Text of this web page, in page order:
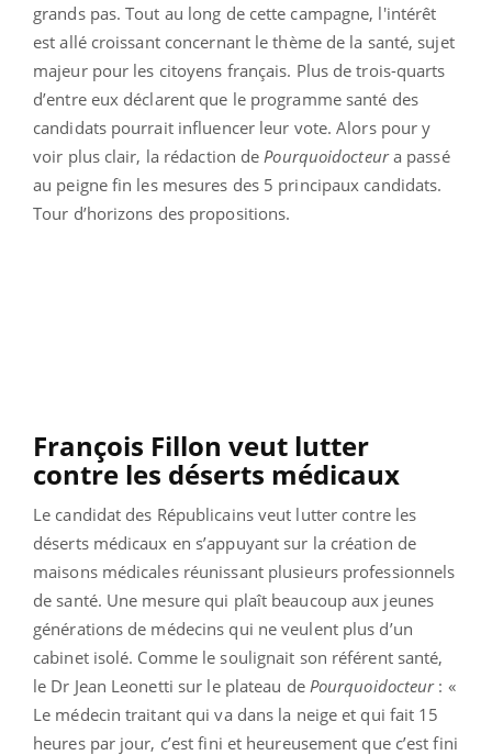
grands pas. Tout au long de cette campagne, l'intérêt
est allé croissant concernant le thème de la santé, sujet
majeur pour les citoyens français. Plus de trois-quarts
d’entre eux déclarent que le programme santé des
candidats pourrait influencer leur vote. Alors pour y
voir plus clair, la rédaction de Pourquoidocteura passé
au peigne fin les mesures des 5 principaux candidats.
Tour d’horizons des propositions.
François Fillon veut lutter
contre les déserts médicaux
Le candidat des Républicains veut lutter contre les
déserts médicaux en s’appuyant sur la création de
maisons médicales réunissant plusieurs professionnels
de santé. Une mesure qui plaît beaucoup aux jeunes
générations de médecins qui ne veulent plus d’un
cabinet isolé. Comme le soulignait son référent santé,
le Dr Jean Leonetti sur le plateau de Pourquoidocteur: «
Le médecin traitant qui va dans la neige et qui fait 15
heures par jour, c’est fini et heureusement que c’est fini